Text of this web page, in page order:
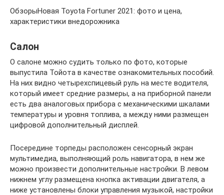
ОбзорыНовая Toyota Fortuner 2021: фото и цена,
характеристики внедорожника
Салон
О салоне можно судить только по фото, которые
выпустила Тойота в качестве ознакомительных пособий.
На них видно четырехспицевый руль на месте водителя,
который имеет средние размеры, а на приборной панели
есть два аналоговых прибора с механическими шкалами
температуры и уровня топлива, а между ними размещен
цифровой дополнительный дисплей.
Посередине торпеды расположен сенсорный экран
мультимедиа, выполняющий роль навигатора, в нем же
можно произвести дополнительные настройки. В левом
нижнем углу размещена кнопка активации двигателя, а
ниже установлены блоки управления музыкой, настройки